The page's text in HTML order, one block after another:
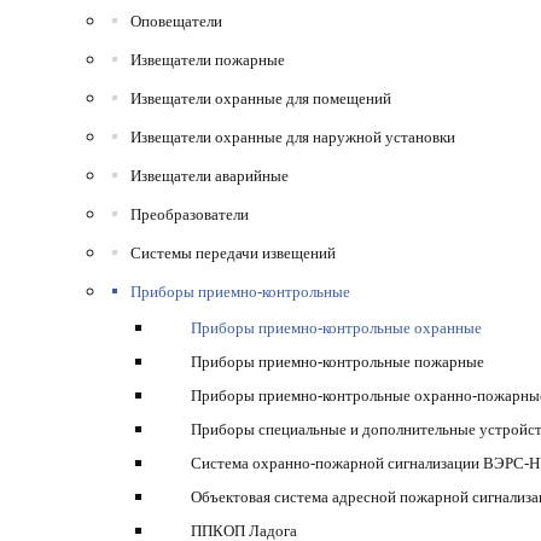
Оповещатели
Извещатели пожарные
Извещатели охранные для помещений
Извещатели охранные для наружной установки
Извещатели аварийные
Преобразователи
Системы передачи извещений
Приборы приемно-контрольные
Приборы приемно-контрольные охранные
Приборы приемно-контрольные пожарные
Приборы приемно-контрольные охранно-
Приборы специальные и дополнительные
Система охранно-пожарной сигнализации ВЭРС-
Объектовая система адресной пожарной
ППКОП Ладога